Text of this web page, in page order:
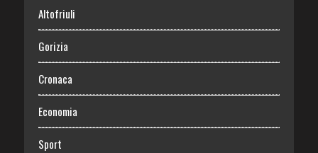
Altofriuli
Gorizia
Cronaca
Economia
Sport